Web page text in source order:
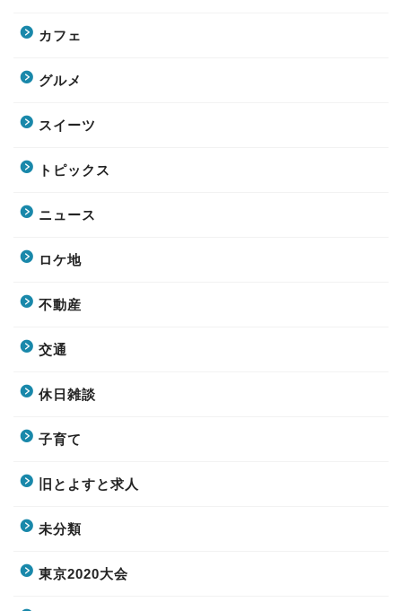
カフェ
グルメ
スイーツ
トピックス
ニュース
ロケ地
不動産
交通
休日雑談
子育て
旧とよすと求人
未分類
東京2020大会